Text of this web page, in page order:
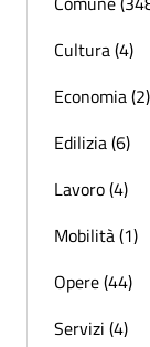
Cultura (4)
Economia (2)
Edilizia (6)
Lavoro (4)
Mobilità (1)
Opere (44)
Servizi (4)